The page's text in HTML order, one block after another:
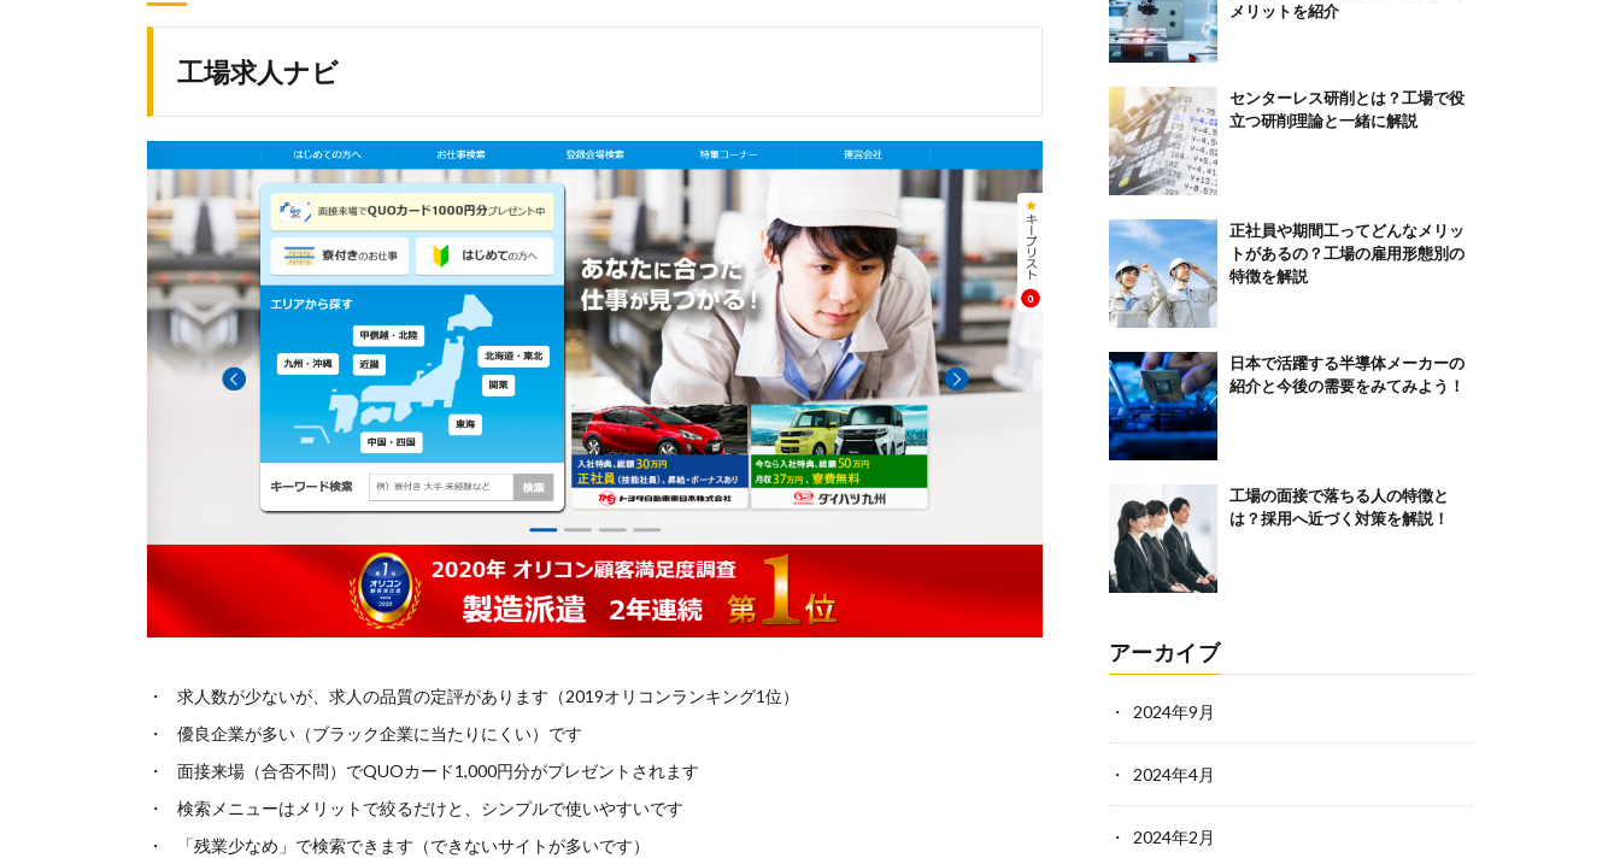
工場求人ナビ
求人数が少ないが、求人の品質の定評があります（2019オリコンランキング1位）
優良企業が多い（ブラック企業に当たりにくい）です
面接来場（合否不問）でQUOカード1,000円分がプレゼントされます
検索メニューはメリットで絞るだけと、シンプルで使いやすいです
「残業少なめ」で検索できます（できないサイトが多いです）
メリットを紹介
センターレス研削とは？工場で役
立つ研削理論と一緒に解説
正社員や期間工ってどんなメリッ
トがあるの？工場の雇用形態別の
特徴を解説
日本で活躍する半導体メーカーの
紹介と今後の需要をみてみよう！
工場の面接で落ちる人の特徴と
は？採用へ近づく対策を解説！
アーカイブ
2024年9月
2024年4月
2024年2月